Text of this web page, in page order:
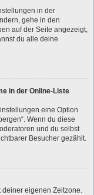
in der
gehe in den
auf der Seite angezeigt,
du alle deine
in der Online-Liste
eine Option
Wenn du diese
und du selbst
Besucher gezählt.
deiner eigenen Zeitzone.